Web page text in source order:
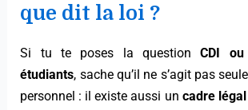
que dit la loi ?
Si tu te poses la questionCDI
étudiants, sache qu’il ne s’agit pas
personnel : il existe aussi un cadre